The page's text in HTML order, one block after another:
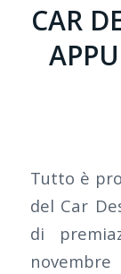
CAR
Tutto è
del Car
di